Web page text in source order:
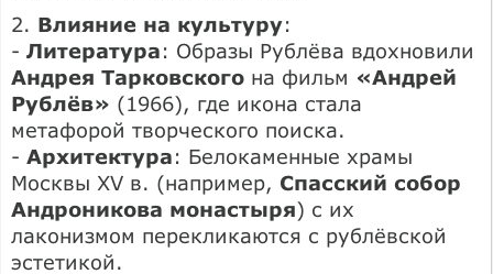
2. Влияние на культуру:
- Литература: Образы Рублёва вдохновили
Андрея Тарковского на фильм «Андрей
Рублёв» (1966), где икона стала
метафорой творческого поиска.
- Архитектура: Белокаменные храмы
Москвы XV в. (например, Спасский собор
Андроникова монастыря) с их
лаконизмом перекликаются с рублёвской
эстетикой.